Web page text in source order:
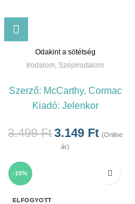
Odakint a sötétség
Irodalom Szépirodalom
Szerző: McCarthy, Cormac
Kiadó: Jelenkor
3.499Ft3.149 Ft (Online
ár)
-10%
ELFOGYOTT